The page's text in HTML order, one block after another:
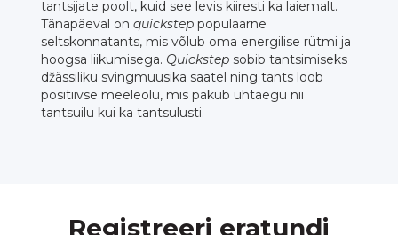
tantsijate poolt, kuid see levis kiiresti ka laiemalt.
Tänapäeval on quicksteppopulaarne
seltskonnatants, mis võlub oma energilise rütmi ja
hoogsa liikumisega. Quickstepsobib tantsimiseks
džässiliku svingmuusika saatel ning tants loob
positiivse meeleolu, mis pakub ühtaegu nii
tantsuilu kui ka tantsulusti.
Registreeri eratundi